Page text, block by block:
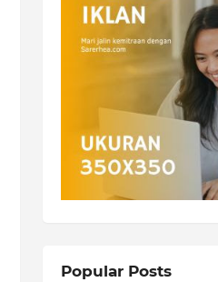
Popular Posts